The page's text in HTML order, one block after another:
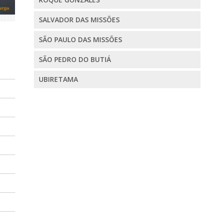
SALVADOR DAS MISSÕES
SÃO PAULO DAS MISSÕES
SÃO PEDRO DO BUTIÁ
UBIRETAMA